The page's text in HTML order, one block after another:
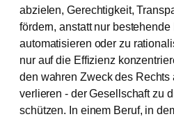
abzielen, Gerechtigkeit,
fördern, anstatt nur bestehende
automatisieren oder zu
nur auf die Effizienz
den wahren Zweck des Rechts
verlieren - der Gesellschaft zu
schützen. In einem Beruf, in